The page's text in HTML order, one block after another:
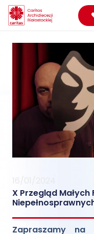
X Przegląd
Zapraszamy na